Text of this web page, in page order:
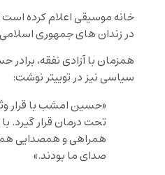
در زندان های جمهوری
همزمان با آزادی نفقه،
سیاسی نیز در توییتر نوشت:
«حسین امشب با قرار
تحت درمان قرار گیرد.
همراهی و همصدایی
صدای ما بودند.»